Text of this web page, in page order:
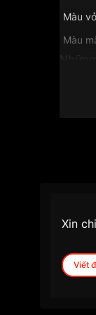
Màu vỏ
Màu
Xin
Viết